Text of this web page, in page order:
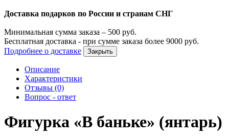
Доставка подарков по России и странам СНГ
Минимальная сумма заказа – 500 руб.
Бесплатная доставка - при сумме заказа более 9000 руб.
Подробнее о доставке
Закрыть
Описание
Характеристики
Отзывы (0)
Вопрос - ответ
Фигурка «В баньке» (янтарь)